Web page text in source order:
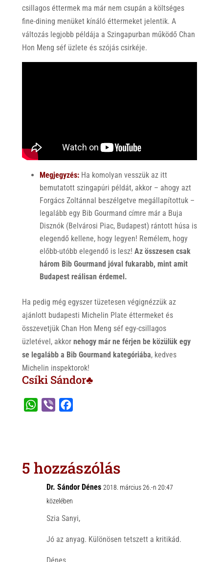
csillagos éttermek ma már nem csupán a költséges
fine-dining menüket kínáló éttermeket jelentik. A
változás legjobb példája a Szingapurban működő Chan
Hon Meng séf üzlete és szójás csirkéje.
Megjegyzés:Ha komolyan vesszük az itt
bemutatott szingapúri példát, akkor – ahogy azt
Forgács Zoltánnal beszélgetve megállapítottuk –
legalább egy Bib Gourmand címre már a Buja
Disznók (Belvárosi Piac, Budapest) rántott húsa is
elegendő kellene, hogy legyen! Remélem, hogy
előbb-utóbb elegendő is lesz! Az összesen csak
három Bib Gourmand jóval fukarabb, mint amit
Budapest reálisan érdemel.
Ha pedig még egyszer tüzetesen végignézzük az
ajánlott budapesti Michelin Plate éttermeket és
összevetjük Chan Hon Meng séf egy-csillagos
üzletével, akkor nehogy már ne férjen be közülük egy
se legalább a Bib Gourmand kategóriába, kedves
Michelin inspektorok!
Csíki Sándor♣
A
o
o
5 hozzászólás
Dr. Sándor Dénes 2018. március 26.-n 20:47
közelében
Szia Sanyi,
Jó az anyag. Különösen tetszett a kritikád.